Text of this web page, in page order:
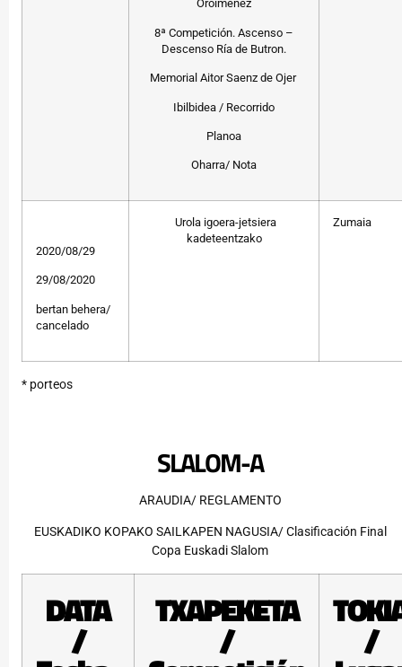
Oroimenez
8ª Competición. Ascenso –
Descenso Ría de Butron.
Memorial Aitor Saenz de Ojer
Ibilbidea / Recorrido
Planoa
Oharra/ Nota
2020/08/29
29/08/2020
bertan behera/
cancelado
Urola igoera-jetsiera
kadeteentzako
Zumaia
* porteos
SLALOM-A
ARAUDIA/ REGLAMENTO
EUSKADIKO KOPAKO SAILKAPEN NAGUSIA/ Clasificación Final
Copa Euskadi Slalom
DATA
/
TXAPEKETA
/ /